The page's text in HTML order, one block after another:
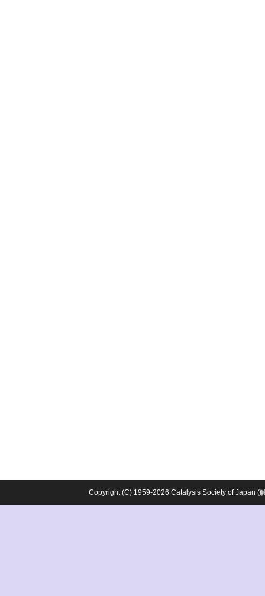
Copyright (C) 1959-2026 Catalysis Society of Japan (